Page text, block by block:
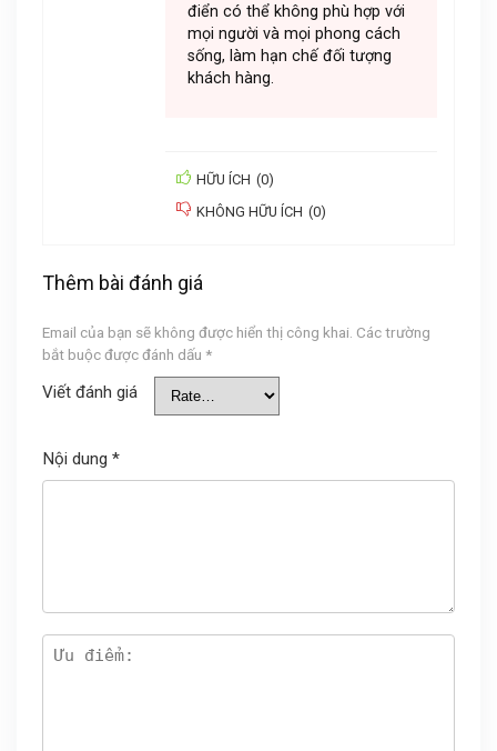
điển có thể không phù hợp với
mọi người và mọi phong cách
sống, làm hạn chế đối tượng
khách hàng.
HỮU ÍCH (0)
KHÔNG HỮU ÍCH (0)
Thêm bài đánh giá
Email của bạn sẽ không được hiển thị công khai. Các trường
bắt buộc được đánh dấu *
Viết đánh giá
Nội dung *